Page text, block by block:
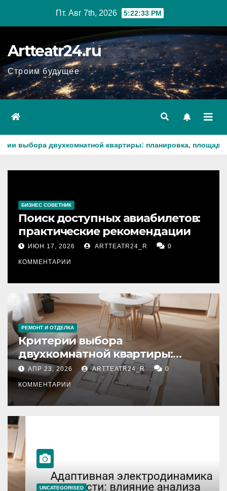
Пт. Авг 7th, 2026 5:22:35 PM
Artteatr24.ru
Строим будущее
квартиры: планировка, площадь, состояние и
БИЗНЕС СОВЕТНИК
Поиск доступных авиабилетов:
практические рекомендации
ИЮН 17, 2026 ARTTEATR24_R 0
КОММЕНТАРИИ
РЕМОНТ И ОТДЕЛКА
Критерии выбора
двухкомнатной квартиры:
планировка, площадь,
состояние и документация
АПР 23, 2026 ARTTEATR24_R 0
КОММЕНТАРИИ
UNCATEGORISED